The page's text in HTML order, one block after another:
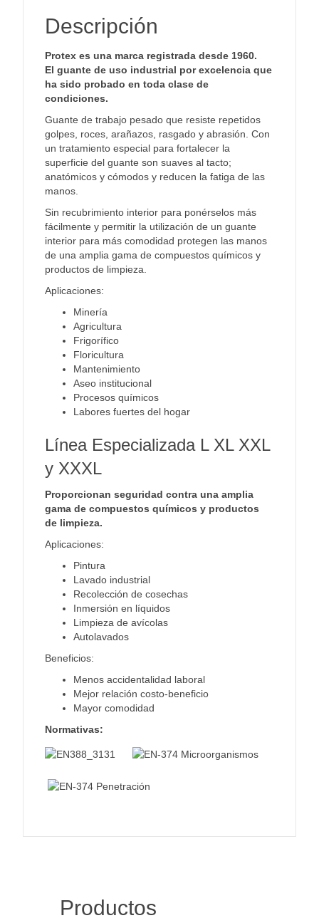
Descripción
Protex es una marca registrada desde 1960.
El guante de uso industrial por excelencia que
ha sido probado en toda clase de
condiciones.
Guante de trabajo pesado que resiste repetidos
golpes, roces, arañazos, rasgado y abrasión. Con
un tratamiento especial para fortalecer la
superficie del guante son suaves al tacto;
anatómicos y cómodos y reducen la fatiga de las
manos.
Sin recubrimiento interior para ponérselos más
fácilmente y permitir la utilización de un guante
interior para más comodidad protegen las manos
de una amplia gama de compuestos químicos y
productos de limpieza.
Aplicaciones:
Minería
Agricultura
Frigorífico
Floricultura
Mantenimiento
Aseo institucional
Procesos químicos
Labores fuertes del hogar
Línea Especializada L XL XXL
y XXXL
Proporcionan seguridad contra una amplia
gama de compuestos químicos y productos
de limpieza.
Aplicaciones:
Pintura
Lavado industrial
Recolección de cosechas
Inmersión en líquidos
Limpieza de avícolas
Autolavados
Beneficios:
Menos accidentalidad laboral
Mejor relación costo-beneficio
Mayor comodidad
Normativas:
Productos